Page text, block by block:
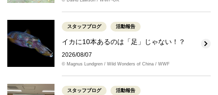
スタッフブログ 活動報告
イカに10本あるのは「足」じゃない！？
2026/08/07
© Magnus Lundgren / Wild Wonders of China / WWF
スタッフブログ 活動報告